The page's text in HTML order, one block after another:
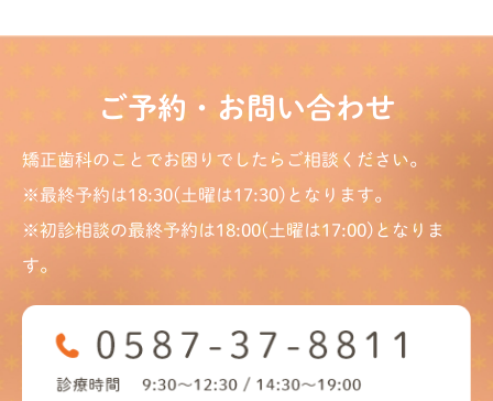
ご予約・お問い合わせ
矯正歯科のことでお困りでしたらご相談ください。
※最終予約は18:30(土曜は17:30)となります。
※初診相談の最終予約は18:00(土曜は17:00)となりま
す。